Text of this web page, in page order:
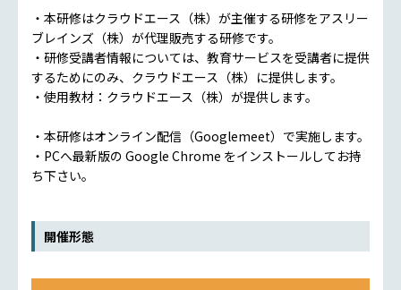
・本研修はクラウドエース（株）が主催する研修をアスリー
ブレインズ（株）が代理販売する研修です。
・研修受講者情報については、教育サービスを受講者に提供
するためにのみ、クラウドエース（株）に提供します。
・使用教材：クラウドエース（株）が提供します。
・本研修はオンライン配信（Googlemeet）で実施します。
・PCへ最新版の Google Chrome をインストールしてお持
ち下さい。
開催形態